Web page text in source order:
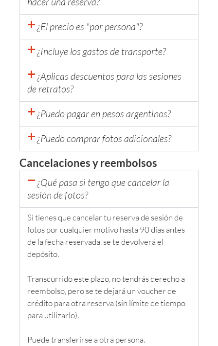
¿El precio es "por persona"?
¿Incluye los gastos de transporte?
¿Aplicas descuentos para las sesiones
de retratos?
¿Puedo pagar en pesos argentinos?
¿Puedo comprar fotos adicionales?
Cancelaciones y reembolsos
¿Qué pasa si tengo que cancelar la
sesión de fotos?
Si tienes que cancelar tu reserva de sesión de
fotos por cualquier motivo hasta 90 días antes
de la fecha reservada, se te devolverá el
depósito.
Transcurrido este plazo, no tendrás derecho a
reembolso, pero se te dejará un voucher de
crédito para otra reserva (sin límite de tiempo
para utilizarlo).
Puede transferirse a otra persona.